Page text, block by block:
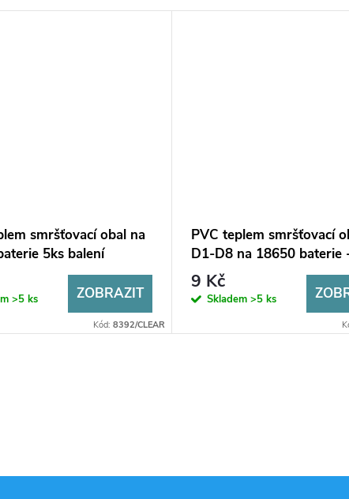
smršťovací obal na
5ks balení
>5 ks ZOBRAZIT
Kód: 8392/CLEAR
PVC teplem smršťovací
D1-D8 na 18650 baterie
9 Kč
Skladem >5 ks